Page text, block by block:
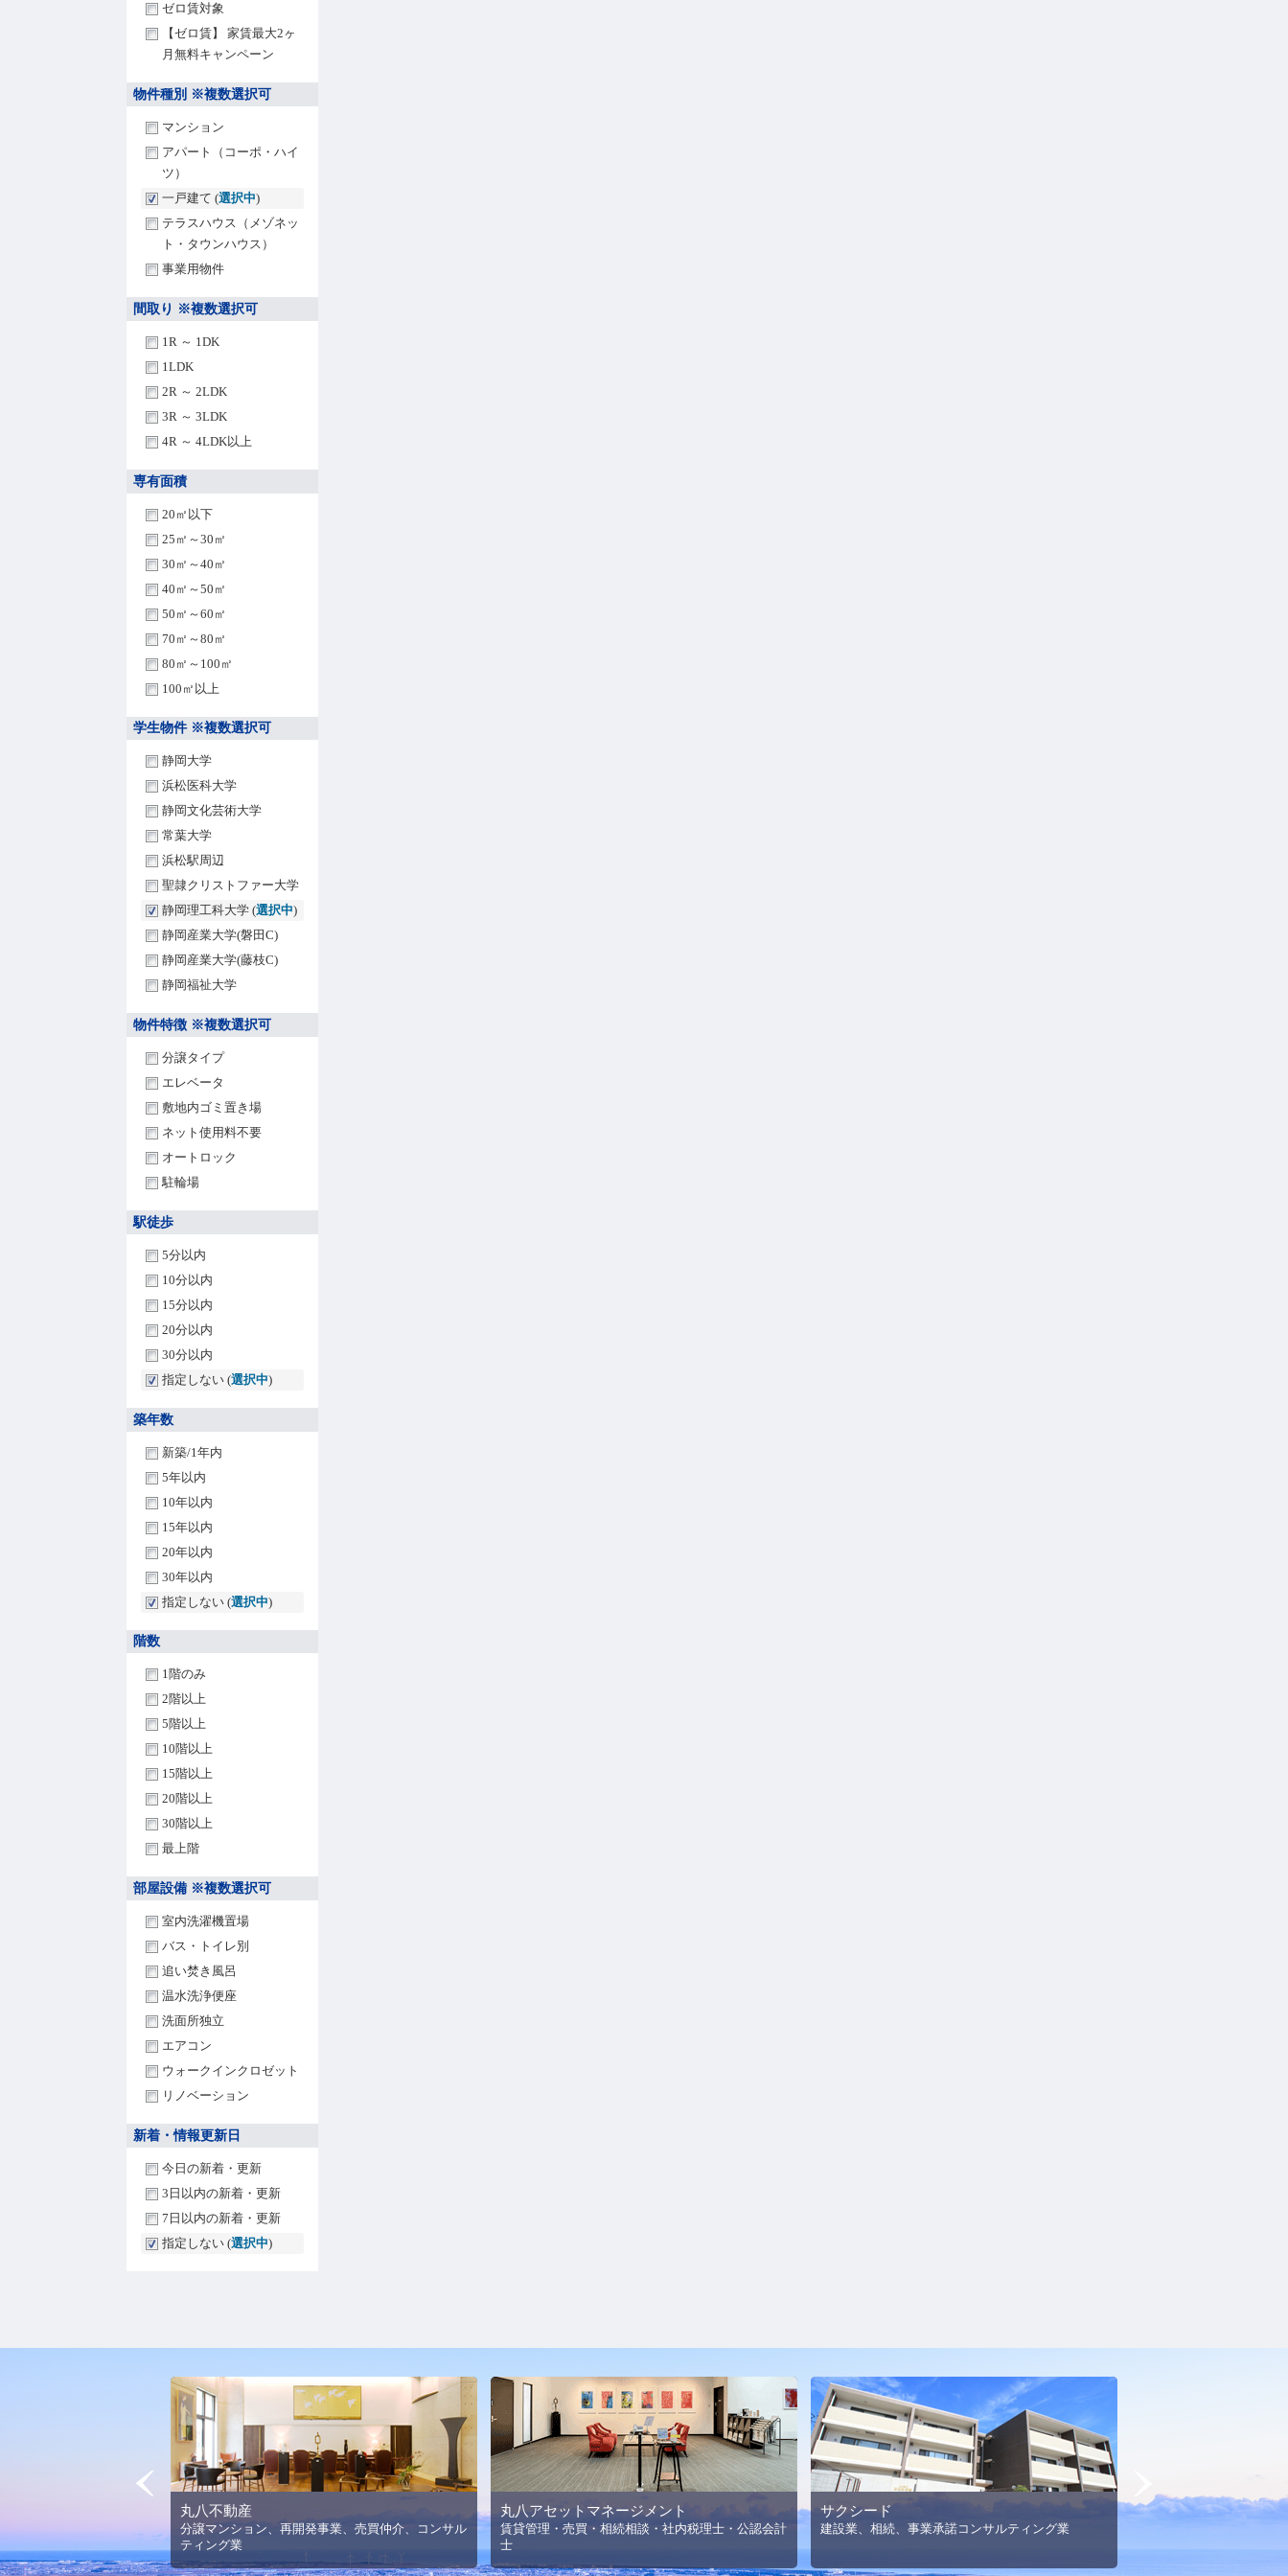
ゼロ賃対象
【ゼロ賃】 家賃最大2ヶ
月無料キャンペーン
物件種別 ※複数選択可
マンション
アパート（コーポ・ハイ
ツ）
一戸建て (選択中)
テラスハウス（メゾネッ
ト・タウンハウス）
事業用物件
間取り ※複数選択可
1R ～ 1DK
1LDK
2R ～ 2LDK
3R ～ 3LDK
4R ～ 4LDK以上
専有面積
20㎡以下
25㎡～30㎡
30㎡～40㎡
40㎡～50㎡
50㎡～60㎡
70㎡～80㎡
80㎡～100㎡
100㎡以上
学生物件 ※複数選択可
静岡大学
浜松医科大学
静岡文化芸術大学
常葉大学
浜松駅周辺
聖隷クリストファー大学
静岡理工科大学 (選択中)
静岡産業大学(磐田C)
静岡産業大学(藤枝C)
静岡福祉大学
物件特徴 ※複数選択可
分譲タイプ
エレベータ
敷地内ゴミ置き場
ネット使用料不要
オートロック
駐輪場
駅徒歩
5分以内
10分以内
15分以内
20分以内
30分以内
指定しない (選択中)
築年数
新築/1年内
5年以内
10年以内
15年以内
20年以内
30年以内
指定しない (選択中)
階数
1階のみ
2階以上
5階以上
10階以上
15階以上
20階以上
30階以上
最上階
部屋設備 ※複数選択可
室内洗濯機置場
バス・トイレ別
追い焚き風呂
温水洗浄便座
洗面所独立
エアコン
ウォークインクロゼット
リノベーション
新着・情報更新日
今日の新着・更新
3日以内の新着・更新
7日以内の新着・更新
指定しない (選択中)
丸八不動産
分譲マンション、再開発事業、売買仲介、コンサル
ティング業
丸八アセットマネージメント
賃貸管理・売買・相続相談・社内税理士・公認会計
士
サクシード
建設業、相続、事業承諾コンサルティング業
MSエネルギー
Next